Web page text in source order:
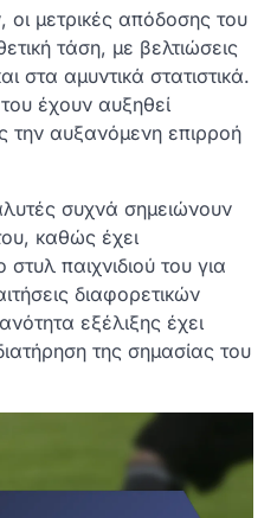
μετρικές απόδοσης του
τάση, με βελτιώσεις
στα αμυντικά στατιστικά.
έχουν αυξηθεί
την αυξανόμενη επιρροή
συχνά σημειώνουν
καθώς έχει
παιχνιδιού του για
διαφορετικών
εξέλιξης έχει
της σημασίας του